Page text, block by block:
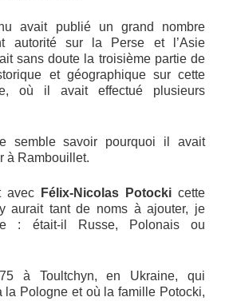
avait publié un grand nombre
autorité sur la Perse et l’Asie
sans doute la troisième partie de
et géographique sur cette
où il avait effectué plusieurs
semble savoir pourquoi il avait
à Rambouillet.
avec Félix-Nicolas Potocki cette
aurait tant de noms à ajouter, je
: était-il Russe, Polonais ou
à Toultchyn, en Ukraine, qui
la Pologne et où la famille Potocki,